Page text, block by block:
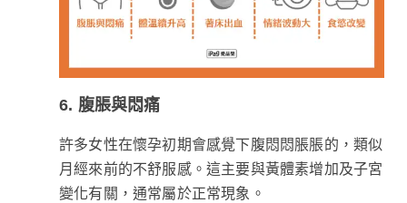
6. 腹脹與悶痛
許多女性在懷孕初期會感覺下腹悶悶脹脹的，類似
月經來前的不舒服感。這主要與黃體素增加及子宮
變化有關，通常屬於正常現象。